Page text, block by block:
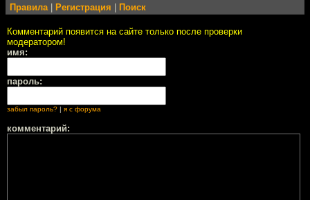
Правила Регистрация Поиск
Комментарий появится на сайте только после проверки
модератором!
имя:
пароль:
забыл пароль? | я с форума
комментарий: